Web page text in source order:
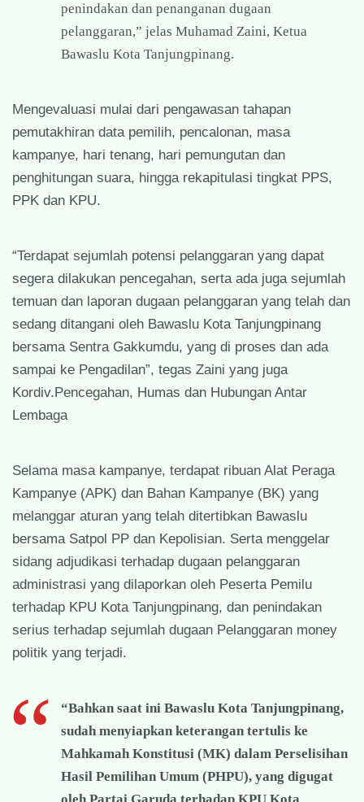
penindakan dan penanganan dugaan
pelanggaran,” jelas Muhamad Zaini, Ketua
Bawaslu Kota Tanjungpinang.
Mengevaluasi mulai dari pengawasan tahapan
pemutakhiran data pemilih, pencalonan, masa
kampanye, hari tenang, hari pemungutan dan
penghitungan suara, hingga rekapitulasi tingkat PPS,
PPK dan KPU.
“Terdapat sejumlah potensi pelanggaran yang dapat
segera dilakukan pencegahan, serta ada juga sejumlah
temuan dan laporan dugaan pelanggaran yang telah dan
sedang ditangani oleh Bawaslu Kota Tanjungpinang
bersama Sentra Gakkumdu, yang di proses dan ada
sampai ke Pengadilan”, tegas Zaini yang juga
Kordiv.Pencegahan, Humas dan Hubungan Antar
Lembaga
Selama masa kampanye, terdapat ribuan Alat Peraga
Kampanye (APK) dan Bahan Kampanye (BK) yang
melanggar aturan yang telah ditertibkan Bawaslu
bersama Satpol PP dan Kepolisian. Serta menggelar
sidang adjudikasi terhadap dugaan pelanggaran
administrasi yang dilaporkan oleh Peserta Pemilu
terhadap KPU Kota Tanjungpinang, dan penindakan
serius terhadap sejumlah dugaan Pelanggaran money
politik yang terjadi.
“Bahkan saat ini Bawaslu Kota Tanjungpinang,
sudah menyiapkan keterangan tertulis ke
Mahkamah Konstitusi (MK) dalam Perselisihan
Hasil Pemilihan Umum (PHPU), yang digugat